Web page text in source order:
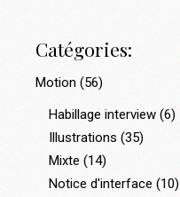
Catégories:
Motion (56)
Habillage interview (6)
Illustrations (35)
Mixte (14)
Notice d'interface (10)